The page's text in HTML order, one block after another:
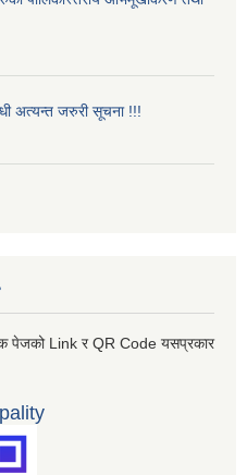
अत्यन्त जरुरी सूचना !!!
पेजको Link र QR Code यसप्रकार